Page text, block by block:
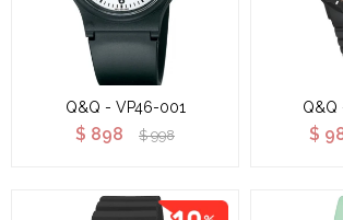
Q&Q - VP46-001
$ 898 $ 998
Q&Q
$